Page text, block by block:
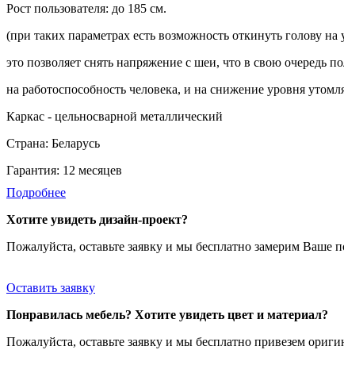
Рост пользователя: до 185 см.
(при таких параметрах есть возможность откинуть голову на
это позволяет снять напряжение с шеи, что в свою очередь
на работоспособность человека, и на снижение уровня
Каркас - цельносварной металлический
Страна: Беларусь
Гарантия: 12 месяцев
Подробнее
Хотите увидеть дизайн-проект?
Пожалуйста, оставьте заявку и мы бесплатно замерим Ваше
Оставить заявку
Понравилась мебель? Хотите увидеть цвет и материал?
Пожалуйста, оставьте заявку и мы бесплатно привезем